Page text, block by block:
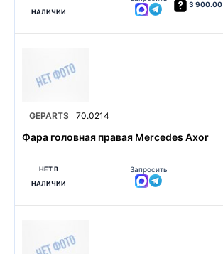
НАЛИЧИИ
3 900.00
GEPARTS 70.0214
Фара головная правая Mercedes Axor
НЕТ В
НАЛИЧИИ
Запросить